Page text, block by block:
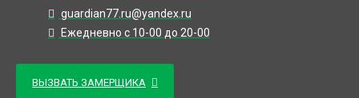
guardian77.ru@yandex.ru
Ежедневно с 10-00 до 20-00
ВЫЗВАТЬ ЗАМЕРЩИКА